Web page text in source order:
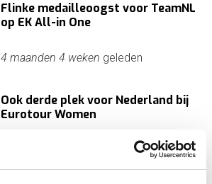
Flinke medailleoogst voor TeamNL
op EK All-in One
4 maanden 4 weken geleden
Ook derde plek voor Nederland bij
Eurotour Women
geleden